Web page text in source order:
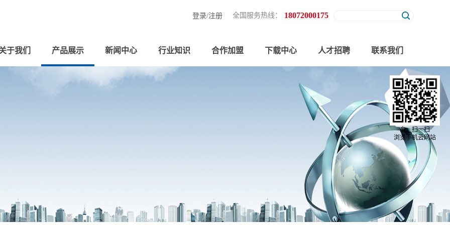
全国服务热线： 18072000175
登录/注册
于我们 产品展示 新闻中心 行业知识 合作加盟 下载中心 人才招聘 联系我们
亲，扫一扫
浏览手机云网站